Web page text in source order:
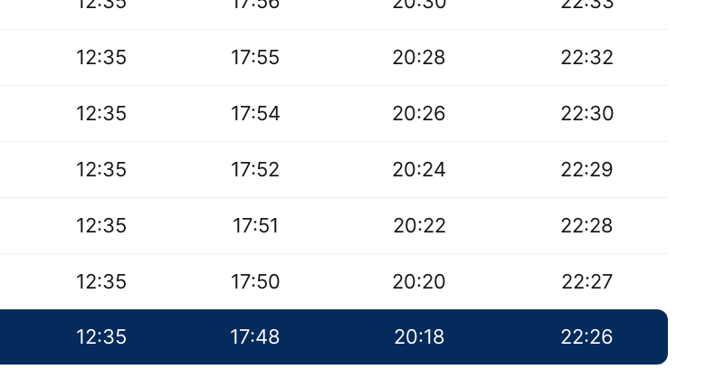
12:35 17:55 20:28 22:32
12:35 17:54 20:26 22:30
12:35 17:52 20:24 22:29
12:35 17:51 20:22 22:28
12:35 17:50 20:20 22:27
12:35 17:48 20:18 22:26